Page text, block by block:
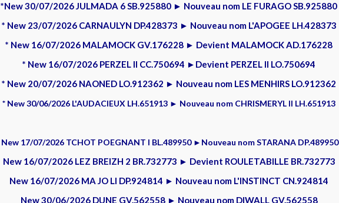
*New 30/07/2026 JULMADA 6 SB.925880 ► Nouveau nom LE FURAGO SB.925880
* New 23/07/2026 CARNAULYN DP.428373 ► Nouveau nom L'APOGEE LH.428373
* New 16/07/2026 MALAMOCK GV.176228 ► Devient MALAMOCK AD.176228
* New 16/07/2026 PERZEL II CC.750694 ►Devient PERZEL II LO.750694
* New 20/07/2026 NAONED LO.912362 ► Nouveau nom LES MENHIRS LO.912362
* New 30/06/2026 L'AUDACIEUX LH.651913 ► Nouveau nom CHRISMERYL II LH.651913
New 17/07/2026 TCHOT POEGNANT I BL.489950 ►Nouveau nom STARANA DP.489950
New 16/07/2026 LEZ BREIZH 2 BR.732773 ► Devient ROULETABILLE BR.732773
New 16/07/2026 MA JO LI DP.924814 ► Nouveau nom L'INSTINCT CN.924814
New 30/06/2026 DUNE GV.562558 ► Nouveau nom DIWALL GV.562558